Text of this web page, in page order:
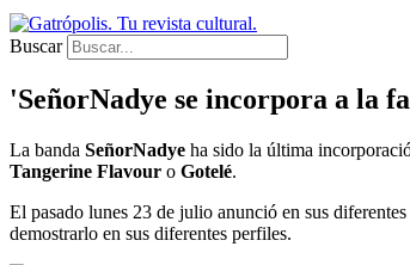
Buscar
'SeñorNadye se incorpora a la
La banda SeñorNadye ha sido la última
Tangerine Flavour o Gotelé.
El pasado lunes 23 de julio anunció en sus
demostrarlo en sus diferentes perfiles.